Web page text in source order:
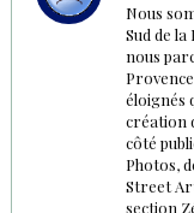
Nous
Sud de
nous
éloignés
création
côté
Photos,
Street
section